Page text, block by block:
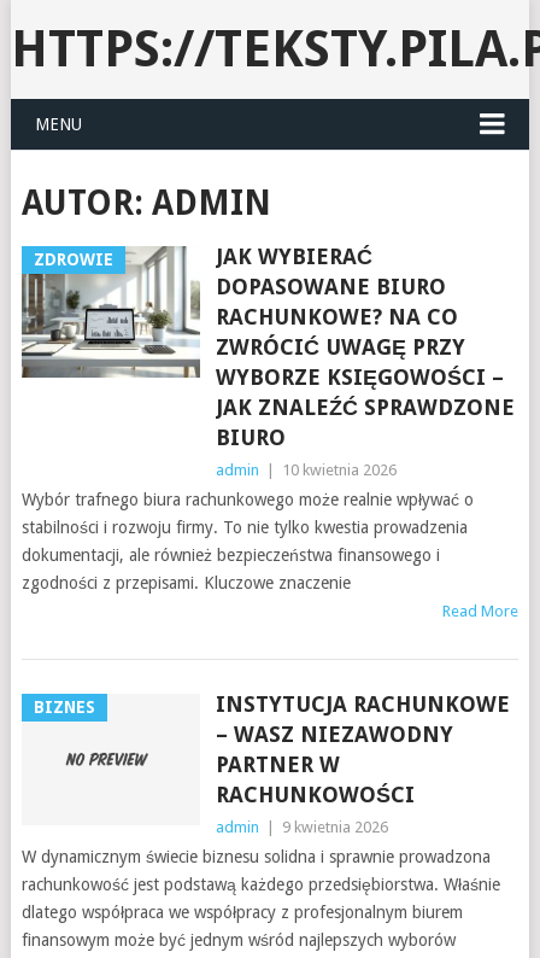
HTTPS://
MENU
AUTOR: ADMIN
ZDROWIE
JAK WYBIERAĆ
DOPASOWANE BIURO
RACHUNKOWE? NA CO
ZWRÓCIĆ UWAGĘ PRZY
WYBORZE KSIĘGOWOŚCI –
JAK ZNALEŹĆ SPRAWDZONE
BIURO
admin 10 kwietnia 2026
Wybór trafnego biura rachunkowego może realnie wpływać o
stabilności i rozwoju firmy. To nie tylko kwestia prowadzenia
dokumentacji, ale również bezpieczeństwa finansowego i
zgodności z przepisami. Kluczowe znaczenie
Read More
BIZNES
INSTYTUCJA RACHUNKOWE
– WASZ NIEZAWODNY
PARTNER W
RACHUNKOWOŚCI
admin 9 kwietnia 2026
W dynamicznym świecie biznesu solidna i sprawnie prowadzona
rachunkowość jest podstawą każdego przedsiębiorstwa. Właśnie
dlatego współpraca we współpracy z profesjonalnym biurem
finansowym może być jednym wśród najlepszych wyborów